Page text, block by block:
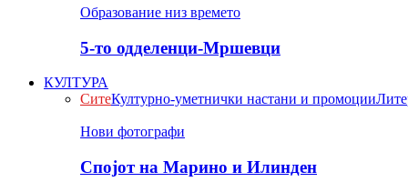
Образование низ времето
5-то одделенци-Мршевци
КУЛТУРА
СитеКултурно-уметнички настани и промоции
Нови фотографи
Спојот на Марино и Илинден